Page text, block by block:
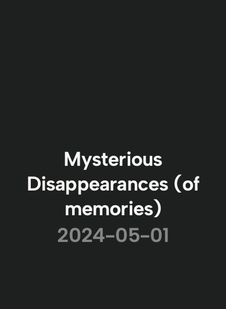
Mysterious
Disappearances (of
memories)
2024-05-01